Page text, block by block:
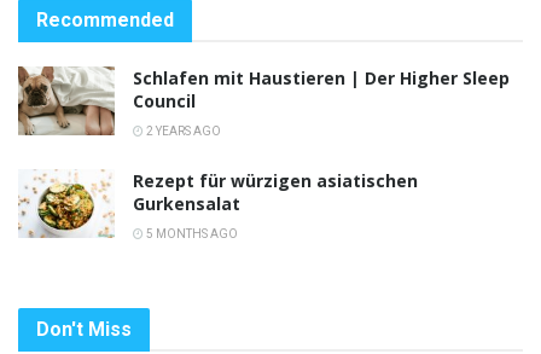
Recommended
Schlafen mit Haustieren | Der Higher Sleep
Council
2 YEARS AGO
Rezept für würzigen asiatischen
Gurkensalat
5 MONTHS AGO
Don't Miss